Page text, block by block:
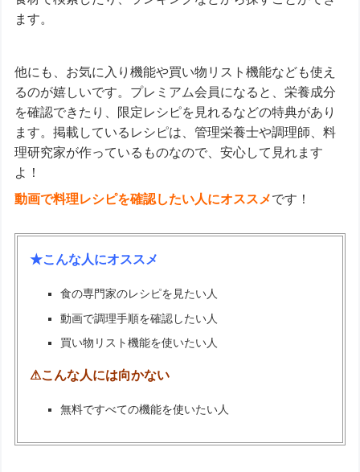
ます。
他にも、お気に入り機能や買い物リスト機能なども使え
るのが嬉しいです。プレミアム会員になると、栄養成分
を確認できたり、限定レシピを見れるなどの特典があり
ます。掲載しているレシピは、管理栄養士や調理師、料
理研究家が作っているものなので、安心して見れます
よ！
動画で料理レシピを確認したい人にオススメです！
★こんな人にオススメ
食の専門家のレシピを見たい人
動画で調理手順を確認したい人
買い物リスト機能を使いたい人
⚠こんな人には向かない
無料ですべての機能を使いたい人